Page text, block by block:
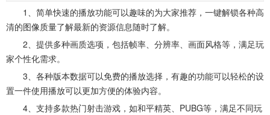
1、简单快速的播放功能可以趣味的为大家推荐，一键解锁各种高
清的图像质量了解最新的资源信息随时了解。
2、提供多种画质选项，包括帧率、分辨率、画面风格等，满足玩
家个性化需求。
3、各种版本数据可以免费的播放选择，有趣的功能可以轻松的设
置一件使用播放可以更加方便的体验内容。
4、支持多款热门射击游戏，如和平精英、PUBG等，满足不同玩